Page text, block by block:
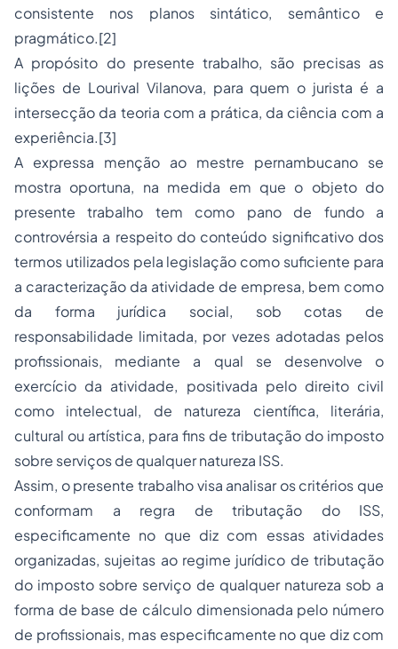
consistente nos planos sintático, semântico e
pragmático.[2]
A propósito do presente trabalho, são precisas as
lições de Lourival Vilanova, para quem o jurista é a
intersecção da teoria com a prática, da ciência com a
experiência.[3]
A expressa menção ao mestre pernambucano se
mostra oportuna, na medida em que o objeto do
presente trabalho tem como pano de fundo a
controvérsia a respeito do conteúdo significativo dos
termos utilizados pela legislação como suficiente para
a caracterização da atividade de empresa, bem como
da forma jurídica social, sob cotas de
responsabilidade limitada, por vezes adotadas pelos
profissionais, mediante a qual se desenvolve o
exercício da atividade, positivada pelo direito civil
como intelectual, de natureza científica, literária,
cultural ou artística, para fins de tributação do imposto
sobre serviços de qualquer natureza ISS.
Assim, o presente trabalho visa analisar os critérios que
conformam a regra de tributação do ISS,
especificamente no que diz com essas atividades
organizadas, sujeitas ao regime jurídico de tributação
do imposto sobre serviço de qualquer natureza sob a
forma de base de cálculo dimensionada pelo número
de profissionais, mas especificamente no que diz com